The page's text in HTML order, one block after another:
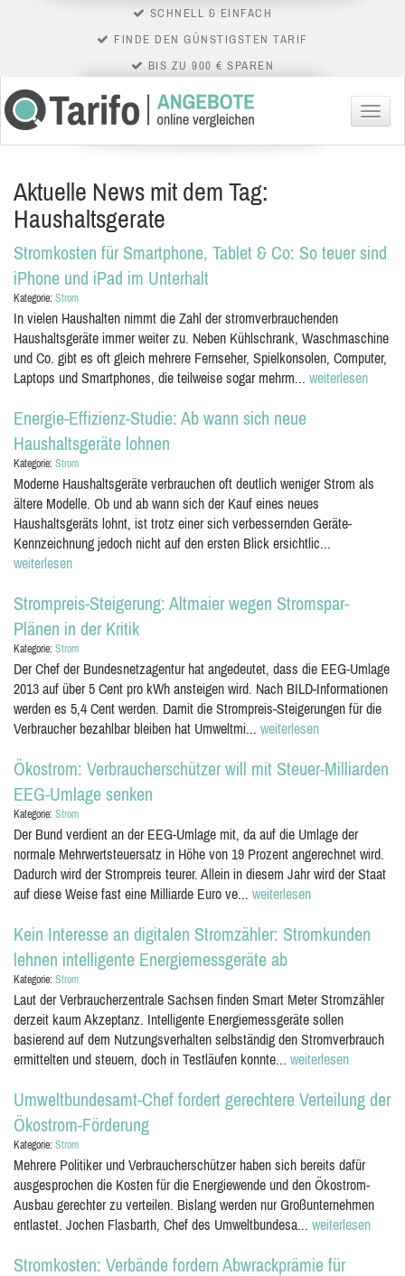
SCHNELL & EINFACH
FINDE DEN GÜNSTIGSTEN TARIF
BIS ZU 900 € SPAREN
Menü
Aktuelle News mit dem Tag:
Haushaltsgerate
Stromkosten für Smartphone, Tablet & Co: So teuer sind
iPhone und iPad im Unterhalt
Kategorie: Strom
In vielen Haushalten nimmt die Zahl der stromverbrauchenden
Haushaltsgeräte immer weiter zu. Neben Kühlschrank, Waschmaschine
und Co. gibt es oft gleich mehrere Fernseher, Spielkonsolen, Computer,
Laptops und Smartphones, die teilweise sogar mehrm... weiterlesen
Energie-Effizienz-Studie: Ab wann sich neue
Haushaltsgeräte lohnen
Kategorie: Strom
Moderne Haushaltsgeräte verbrauchen oft deutlich weniger Strom als
ältere Modelle. Ob und ab wann sich der Kauf eines neues
Haushaltsgeräts lohnt, ist trotz einer sich verbessernden Geräte-
Kennzeichnung jedoch nicht auf den ersten Blick ersichtlic...
weiterlesen
Strompreis-Steigerung: Altmaier wegen Stromspar-
Plänen in der Kritik
Kategorie: Strom
Der Chef der Bundesnetzagentur hat angedeutet, dass die EEG-Umlage
2013 auf über 5 Cent pro kWh ansteigen wird. Nach BILD-Informationen
werden es 5,4 Cent werden. Damit die Strompreis-Steigerungen für die
Verbraucher bezahlbar bleiben hat Umweltmi... weiterlesen
Ökostrom: Verbraucherschützer will mit Steuer-Milliarden
EEG-Umlage senken
Kategorie: Strom
Der Bund verdient an der EEG-Umlage mit, da auf die Umlage der
normale Mehrwertsteuersatz in Höhe von 19 Prozent angerechnet wird.
Dadurch wird der Strompreis teurer. Allein in diesem Jahr wird der Staat
auf diese Weise fast eine Milliarde Euro ve... weiterlesen
Kein Interesse an digitalen Stromzähler: Stromkunden
lehnen intelligente Energiemessgeräte ab
Kategorie: Strom
Laut der Verbraucherzentrale Sachsen finden Smart Meter Stromzähler
derzeit kaum Akzeptanz. Intelligente Energiemessgeräte sollen
basierend auf dem Nutzungsverhalten selbständig den Stromverbrauch
ermittelten und steuern, doch in Testläufen konnte... weiterlesen
Umweltbundesamt-Chef fordert gerechtere Verteilung der
Ökostrom-Förderung
Kategorie: Strom
Mehrere Politiker und Verbraucherschützer haben sich bereits dafür
ausgesprochen die Kosten für die Energiewende und den Ökostrom-
Ausbau gerechter zu verteilen. Bislang werden nur Großunternehmen
entlastet. Jochen Flasbarth, Chef des Umweltbundesa... weiterlesen
Stromkosten: Verbände fordern Abwrackprämie für